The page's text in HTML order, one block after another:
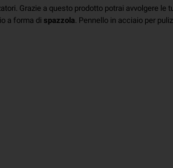
Grazie a questo prodotto potrai avvolgere le
a forma di spazzola . Pennello in acciaio per